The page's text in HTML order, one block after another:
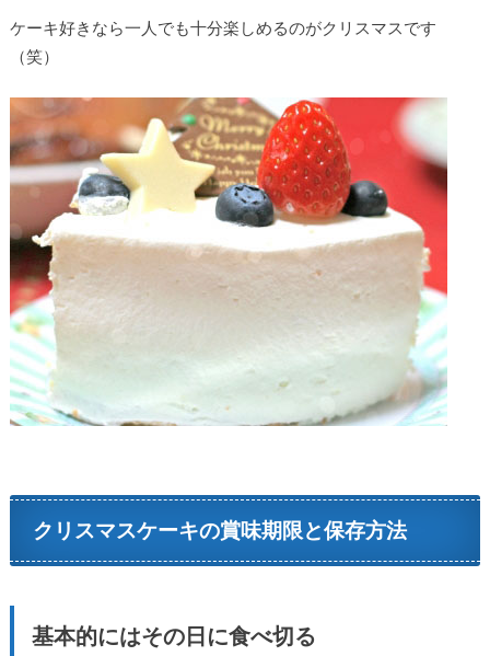
ケーキ好きなら一人でも十分楽しめるのがクリスマスです
（笑）
クリスマスケーキの賞味期限と保存方法
基本的にはその日に食べ切る